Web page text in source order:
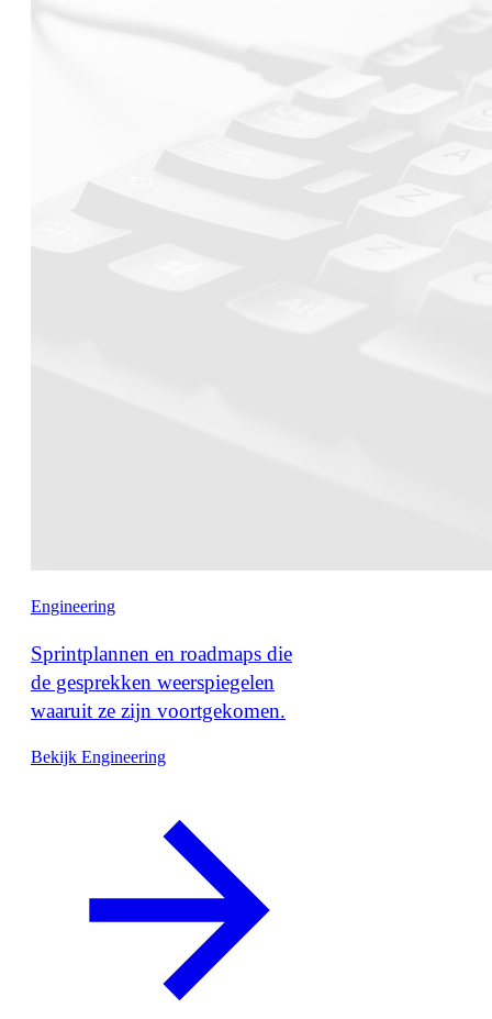
Engineering
Sprintplannen en roadmaps die
de gesprekken weerspiegelen
waaruit ze zijn voortgekomen.
Bekijk Engineering